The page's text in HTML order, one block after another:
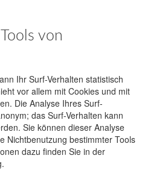
von
Ihr Surf-Verhalten statistisch
vor allem mit Cookies und mit
Die Analyse Ihres Surf-
das Surf-Verhalten kann
Sie können dieser Analyse
Nichtbenutzung bestimmter Tools
dazu finden Sie in der